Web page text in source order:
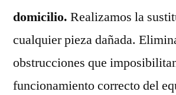
domicilio. Realizamos la
cualquier pieza dañada.
obstrucciones que
funcionamiento correcto del